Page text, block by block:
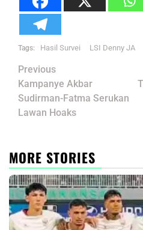
Tags: Hasil Survei LSI Denny JA
Post
navigation
Previous
Kampanye Akbar
Sudirman-Fatma Serukan
Lawan Hoaks
MORE STORIES